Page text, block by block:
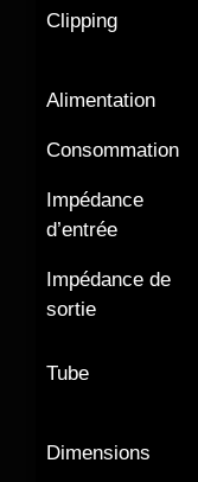
Clipping
Alimentation
Consommation
Impédance
d’entrée
Impédance de
sortie
Tube
Dimensions